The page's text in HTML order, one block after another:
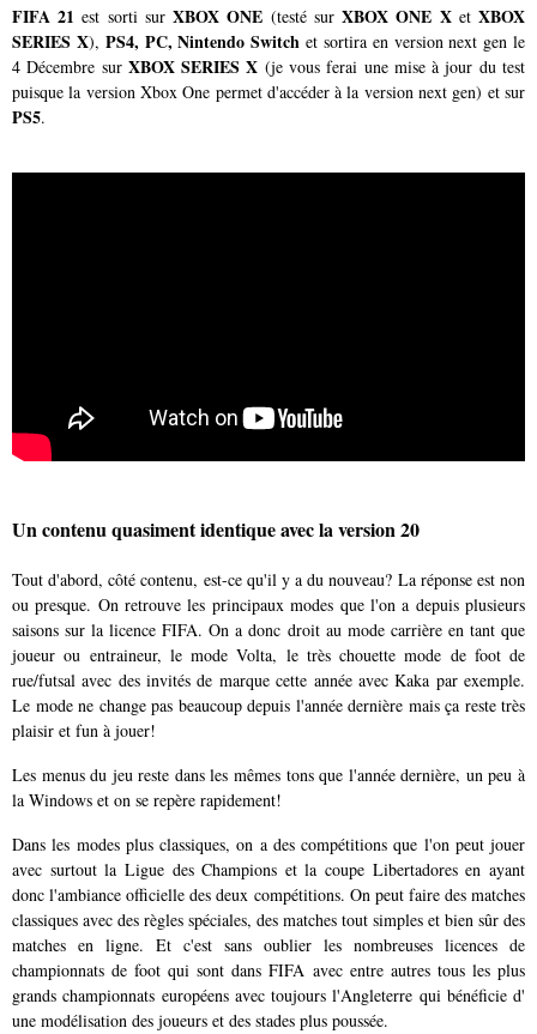
FIFA 21 est sorti surXBOX ONE (testé surXBOX ONE XetXBOX
SERIES X), PS4, PC, Nintendo Switch et sortira en version next gen le
4 Décembre sur XBOX SERIES X (je vous ferai une mise à jour du test
puisque la version Xbox One permet d'accéder à la version next gen) et sur
PS5.
Un contenu quasiment identique avec la version 20
Tout d'abord, côté contenu, est-ce qu'il y a du nouveau? La réponse est non
ou presque. On retrouve les principaux modes que l'on a depuis plusieurs
saisons sur la licence FIFA. On a donc droit au mode carrière en tant que
joueur ou entraineur, le mode Volta, le très chouette mode de foot de
rue/futsal avec des invités de marque cette année avec Kaka par exemple.
Le mode ne change pas beaucoup depuis l'année dernière mais ça reste très
plaisir et fun à jouer!
Les menus du jeu reste dans les mêmes tons que l'année dernière, un peu à
la Windows et on se repère rapidement!
Dans les modes plus classiques, on a des compétitions que l'on peut jouer
avec surtout la Ligue des Champions et la coupe Libertadores en ayant
donc l'ambiance officielle des deux compétitions. On peut faire des matches
classiques avec des règles spéciales, des matches tout simples et bien sûr des
matches en ligne. Et c'est sans oublier les nombreuses licences de
championnats de foot qui sont dans FIFA avec entre autres tous les plus
grands championnats européens avec toujours l'Angleterre qui bénéficie d'
une modélisation des joueurs et des stades plus poussée.